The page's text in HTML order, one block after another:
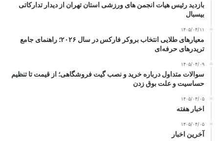
بازدید رئیس هیات انجمن های ورزشی استان تهران از دیدار تدارکاتی
بیسبال
۱۴۰۵/۰۴/۱۱
معیارهای طلایی انتخاب بروکر فارکس در سال ۲۰۲۶؛ راهنمای جامع
تریدرهای حرفه‌ای
۱۴۰۵/۰۴/۰۹
سوالات متداول درباره خرید و نصب گیت فروشگاهی؛ از قیمت تا تنظیم
حساسیت و علت بوق زدن
۱۴۰۵/۰۴/۰۵
اخبار هفته
۱۴۰۵/۰۴/۰۵
آخرین اخبار